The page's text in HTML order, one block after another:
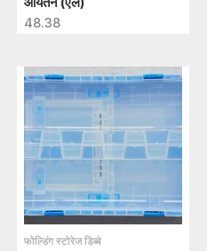
48.38
फोल्डिंग स्टोरेज डिब्बे